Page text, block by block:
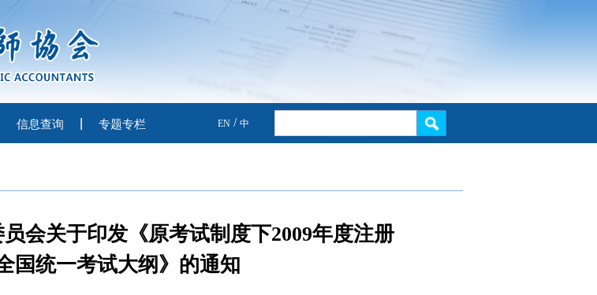
信息查询 专题专栏 EN / 中
会关于印发《原考试制度下2009年度注册
国统一考试大纲》的通知